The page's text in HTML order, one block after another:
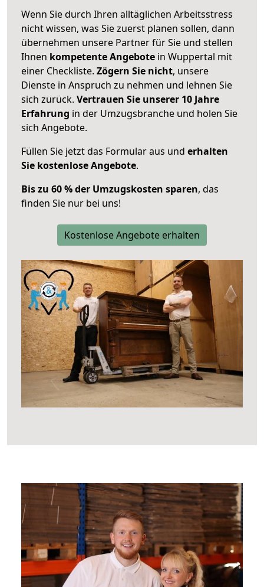
Wenn Sie durch Ihren alltäglichen Arbeitsstress
nicht wissen, was Sie zuerst planen sollen, dann
übernehmen unsere Partner für Sie und stellen
Ihnen kompetente Angebote in Wuppertal mit
einer Checkliste. Zögern Sie nicht, unsere
Dienste in Anspruch zu nehmen und lehnen Sie
sich zurück. Vertrauen Sie unserer 10 Jahre
Erfahrung in der Umzugsbranche und holen Sie
sich Angebote.
Füllen Sie jetzt das Formular aus und erhalten
Sie kostenlose Angebote.
Bis zu 60 % der Umzugskosten sparen, das
finden Sie nur bei uns!
Kostenlose Angebote erhalten